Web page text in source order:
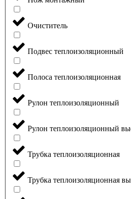
Очиститель
Подвес теплоизоляционный
Полоса теплоизоляционная
Рулон теплоизоляционный
Рулон теплоизоляционный
Трубка теплоизоляционная
Трубка теплоизоляционная